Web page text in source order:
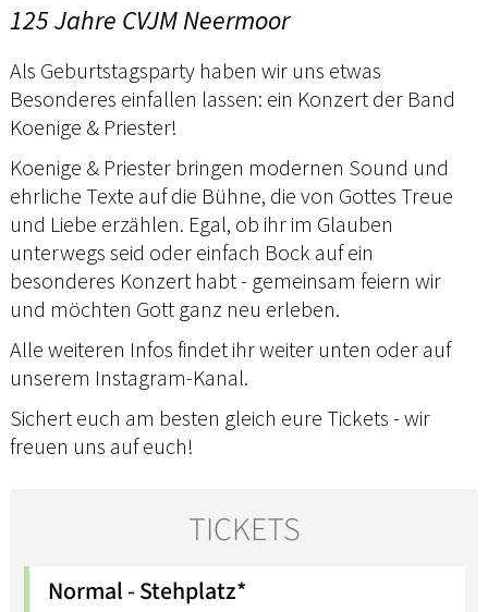
125 Jahre CVJM Neermoor
Als Geburtstagsparty haben wir uns etwas
Besonderes einfallen lassen: ein Konzert der Band
Koenige & Priester!
Koenige & Priester bringen modernen Sound und
ehrliche Texte auf die Bühne, die von Gottes Treue
und Liebe erzählen. Egal, ob ihr im Glauben
unterwegs seid oder einfach Bock auf ein
besonderes Konzert habt - gemeinsam feiern wir
und möchten Gott ganz neu erleben.
Alle weiteren Infos findet ihr weiter unten oder auf
unserem Instagram-Kanal.
Sichert euch am besten gleich eure Tickets - wir
freuen uns auf euch!